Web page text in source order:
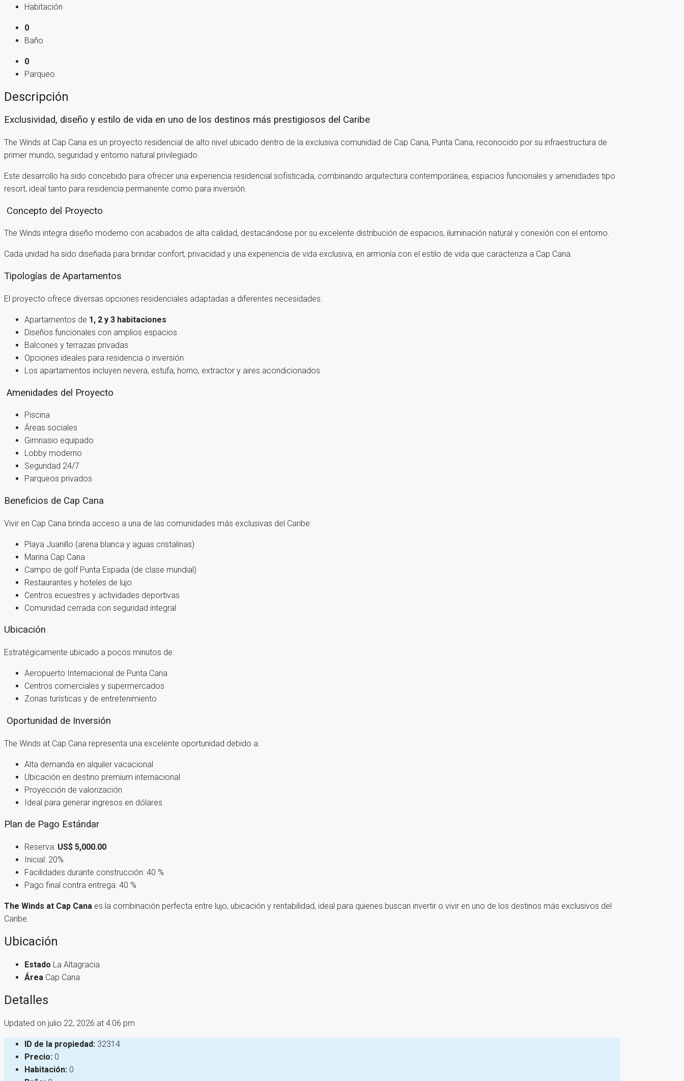
Habitación
0
Baño
0
Parqueo
Descripción
Exclusividad, diseño y estilo de vida en uno de los destinos más prestigiosos del Caribe
The Winds at Cap Cana es un proyecto residencial de alto nivel ubicado dentro de la exclusiva comunidad de Cap Cana, Punta Cana, reconocido por su infraestructura de
primer mundo, seguridad y entorno natural privilegiado.
Este desarrollo ha sido concebido para ofrecer una experiencia residencial sofisticada, combinando arquitectura contemporánea, espacios funcionales y amenidades tipo
resort, ideal tanto para residencia permanente como para inversión.
Concepto del Proyecto
The Winds integra diseño moderno con acabados de alta calidad, destacándose por su excelente distribución de espacios, iluminación natural y conexión con el entorno.
Cada unidad ha sido diseñada para brindar confort, privacidad y una experiencia de vida exclusiva, en armonía con el estilo de vida que caracteriza a Cap Cana.
Tipologías de Apartamentos
El proyecto ofrece diversas opciones residenciales adaptadas a diferentes necesidades:
Apartamentos de 1, 2 y 3 habitaciones
Diseños funcionales con amplios espacios
Balcones y terrazas privadas
Opciones ideales para residencia o inversión
Los apartamentos incluyen nevera, estufa, horno, extractor y aires acondicionados
Amenidades del Proyecto
Piscina
Áreas sociales
Gimnasio equipado
Lobby moderno
Seguridad 24/7
Parqueos privados
Beneficios de Cap Cana
Vivir en Cap Cana brinda acceso a una de las comunidades más exclusivas del Caribe:
Playa Juanillo (arena blanca y aguas cristalinas)
Marina Cap Cana
Campo de golf Punta Espada (de clase mundial)
Restaurantes y hoteles de lujo
Centros ecuestres y actividades deportivas
Comunidad cerrada con seguridad integral
Ubicación
Estratégicamente ubicado a pocos minutos de:
Aeropuerto Internacional de Punta Cana
Centros comerciales y supermercados
Zonas turísticas y de entretenimiento
Oportunidad de Inversión
The Winds at Cap Cana representa una excelente oportunidad debido a:
Alta demanda en alquiler vacacional
Ubicación en destino premium internacional
Proyección de valorización
Ideal para generar ingresos en dólares
Plan de Pago Estándar
Reserva: US$ 5,000.00
Inicial: 20%
Facilidades durante construcción: 40 %
Pago final contra entrega: 40 %
The Winds at Cap Cana es la combinación perfecta entre lujo, ubicación y rentabilidad, ideal para quienes buscan invertir o vivir en uno de los destinos más exclusivos del
Caribe.
Ubicación
Estado La Altagracia
Área Cap Cana
Detalles
Updated on julio 22, 2026 at 4:06 pm
ID de la propiedad: 32314
Precio: 0
Habitación: 0